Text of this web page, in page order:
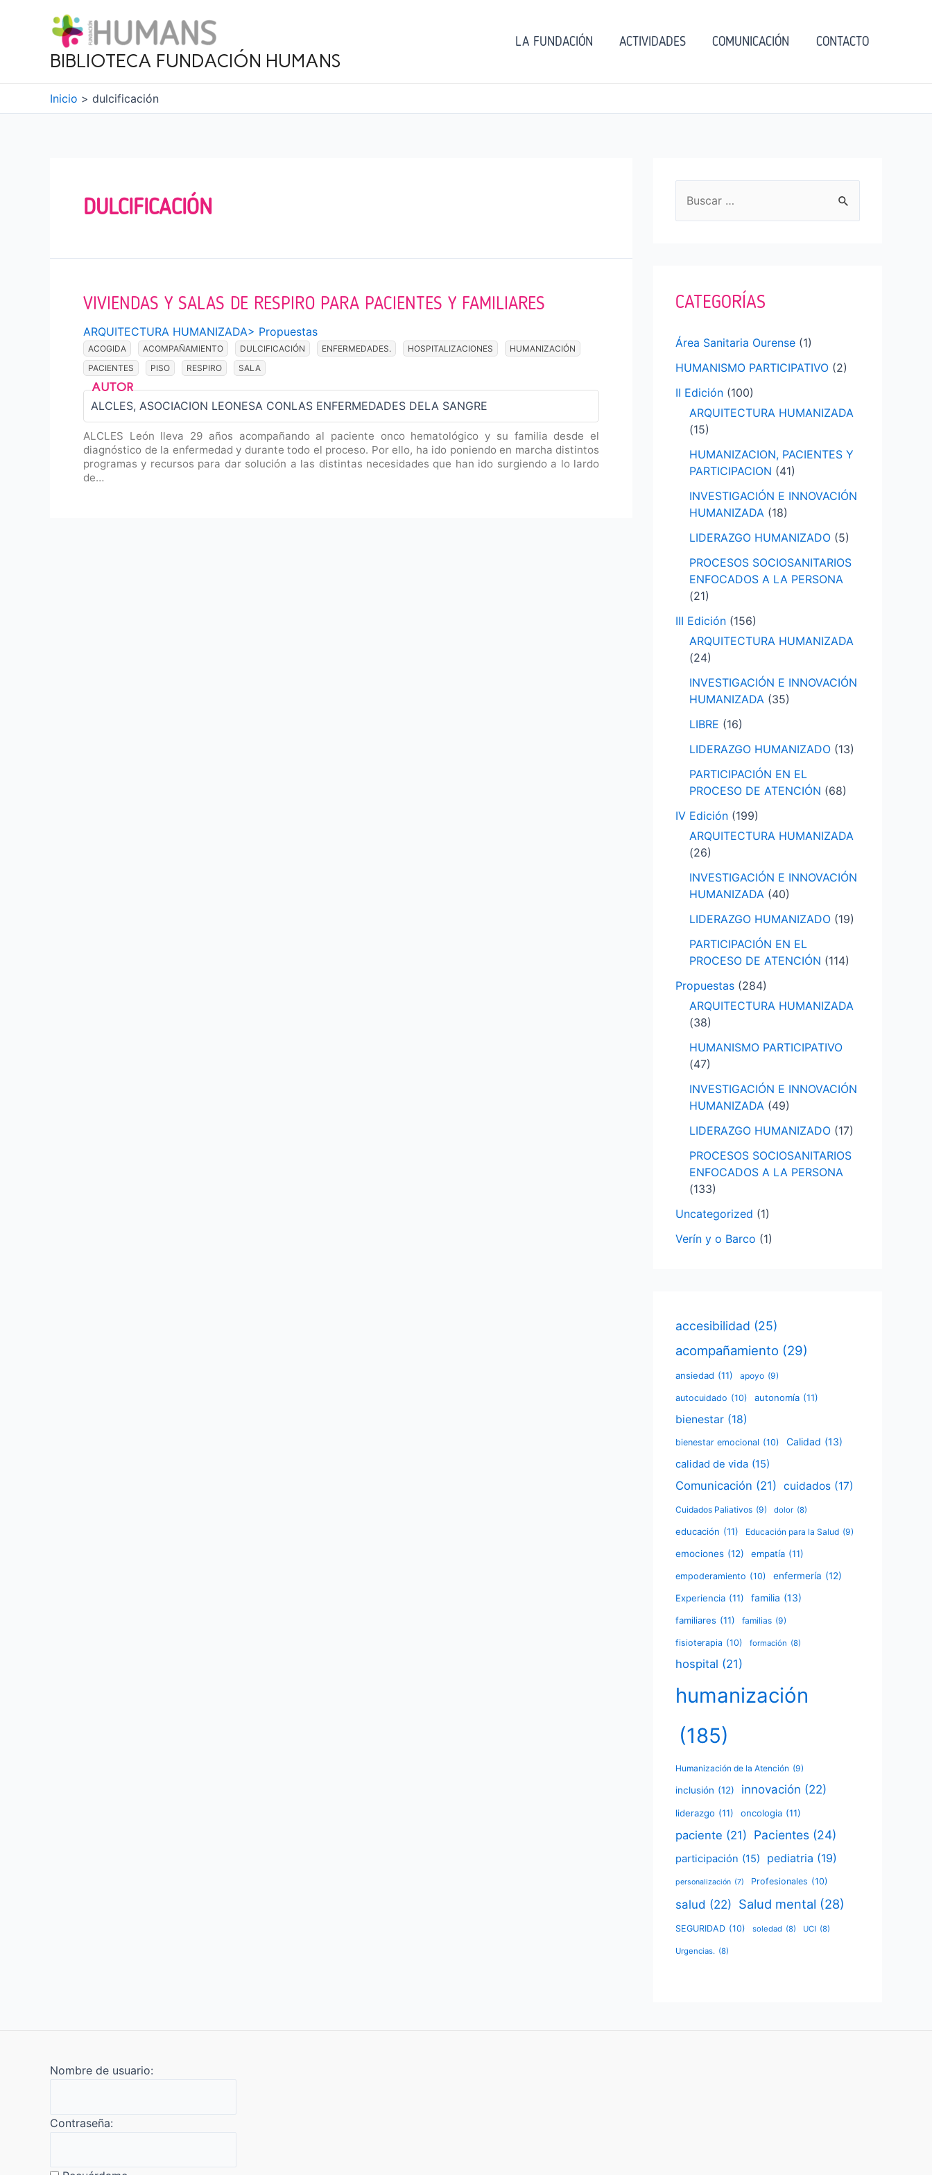
BIBLIOTECA FUNDACIÓN HUMANS
LA FUNDACIÓN ACTIVIDADES COMUNICACIÓN CONTACTO
Inicio dulcificación
DULCIFICACIÓN
VIVIENDAS Y SALAS DE RESPIRO PARA PACIENTES Y FAMILIARES
ARQUITECTURA HUMANIZADA> Propuestas
ACOGIDA ACOMPAÑAMIENTO DULCIFICACIÓN ENFERMEDADES. HOSPITALIZACIONES
HUMANIZACIÓN
PACIENTES
PISO RESPIRO SALA
ALCLES, ASOCIACION LEONESA CONLAS ENFERMEDADES DELA SANGRE
ALCLES León lleva 29 años acompañando al paciente onco hematológico y su familia desde el
diagnóstico de la enfermedad y durante todo el proceso. Por ello, ha ido poniendo en marcha distintos
programas y recursos para dar solución a las distintas necesidades que han ido surgiendo a lo lardo
de…
r
o
r
:
CATEGORÍAS
Área Sanitaria Ourense (1)
HUMANISMO PARTICIPATIVO (2)
II Edición (100)
ARQUITECTURA HUMANIZADA
(15)
HUMANIZACION, PACIENTES Y
PARTICIPACION (41)
INVESTIGACIÓN E INNOVACIÓN
HUMANIZADA (18)
LIDERAZGO HUMANIZADO (5)
PROCESOS SOCIOSANITARIOS
ENFOCADOS A LA PERSONA
(21)
III Edición (156)
ARQUITECTURA HUMANIZADA
(24)
INVESTIGACIÓN E INNOVACIÓN
HUMANIZADA (35)
LIBRE (16)
LIDERAZGO HUMANIZADO (13)
PARTICIPACIÓN EN EL
PROCESO DE ATENCIÓN (68)
IV Edición (199)
ARQUITECTURA HUMANIZADA
(26)
INVESTIGACIÓN E INNOVACIÓN
HUMANIZADA (40)
LIDERAZGO HUMANIZADO (19)
PARTICIPACIÓN EN EL
PROCESO DE ATENCIÓN (114)
Propuestas (284)
ARQUITECTURA HUMANIZADA
(38)
HUMANISMO PARTICIPATIVO
(47)
INVESTIGACIÓN E INNOVACIÓN
HUMANIZADA (49)
LIDERAZGO HUMANIZADO (17)
PROCESOS SOCIOSANITARIOS
ENFOCADOS A LA PERSONA
(133)
Uncategorized (1)
Verín y o Barco (1)
accesibilidad (25)
acompañamiento (29)
ansiedad (11) apoyo (9)
autocuidado (10) autonomía (11)
bienestar (18)
bienestar emocional (10) Calidad (13)
calidad de vida (15)
Comunicación (21) cuidados (17)
Cuidados Paliativos (9) dolor (8)
educación (11) Educación para la Salud (9)
emociones (12) empatía (11)
empoderamiento (10) enfermería (12)
Experiencia (11) familia (13)
familiares (11) familias (9)
fisioterapia (10) formación (8)
hospital (21)
humanización
(185)
Humanización de la Atención (9)
inclusión (12) innovación (22)
liderazgo (11) oncologia (11)
paciente (21) Pacientes (24)
participación (15) pediatria (19)
personalización (7) Profesionales (10)
salud (22) Salud mental (28)
SEGURIDAD (10) soledad (8) UCI (8)
Urgencias. (8)
Nombre de usuario:
Contraseña: